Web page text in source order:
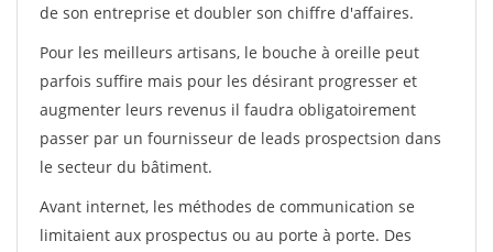
de son entreprise et doubler son chiffre d'affaires.
Pour les meilleurs artisans, le bouche à oreille peut
parfois suffire mais pour les désirant progresser et
augmenter leurs revenus il faudra obligatoirement
passer par un fournisseur de leads prospectsion dans
le secteur du bâtiment.
Avant internet, les méthodes de communication se
limitaient aux prospectus ou au porte à porte. Des